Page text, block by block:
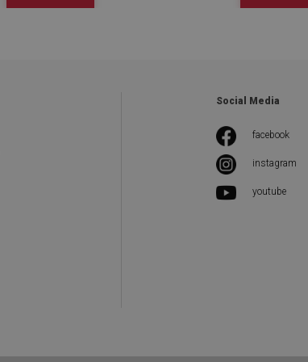
Social Media
facebook
instagram
youtube